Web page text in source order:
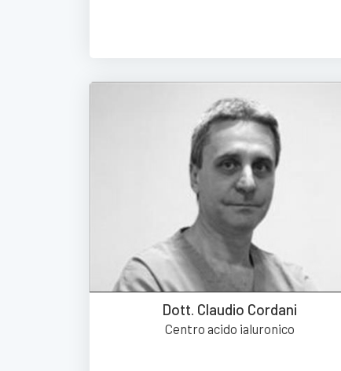
Dott. Claudio Cordani
Centro acido ialuronico